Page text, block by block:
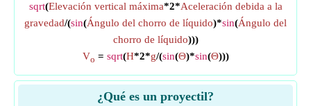
sqrt(Elevación vertical máxima*2*Aceleración debida a la
gravedad/(sin(Ángulo del chorro de líquido)*sin(Ángulo del
chorro de líquido)))
Vo = sqrt(H*2*g/(sin(Θ)*sin(Θ)))
¿Qué es un proyectil?